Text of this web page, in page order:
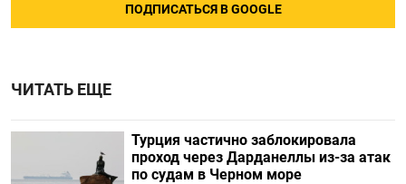
ПОДПИСАТЬСЯ В GOOGLE
ЧИТАТЬ ЕЩЕ
Турция частично заблокировала
проход через Дарданеллы из-за атак
по судам в Черном море